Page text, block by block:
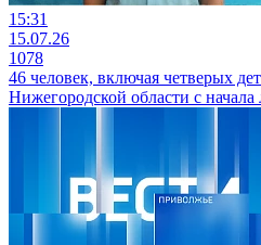
15:31
15.07.26
1078
46 человек, включая четверых
Нижегородской области с начала